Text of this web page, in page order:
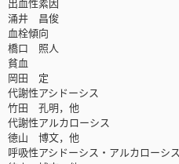
涌井 昌俊
血栓傾向
橋口 照人
貧血
岡田 定
代謝性アシドーシス
竹田 孔明，他
代謝性アルカローシス
徳山 博文，他
呼吸性アシドーシス・アルカローシス